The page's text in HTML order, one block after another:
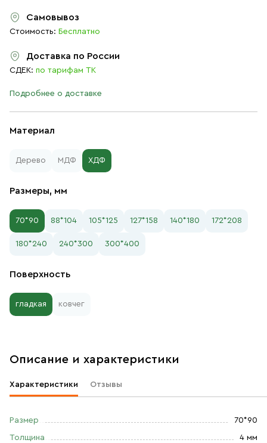
Материал
Дерево МДФ ХДФ
Размеры, мм
70*90 88*104 105*125 127*158 140*180 172*208
180*240 240*300 300*400
Поверхность
гладкая ковчег
Самовывоз
Стоимость: Бесплатно
Доставка по России
СДЕК: по тарифам ТК
Подробнее о доставке
Описание и характеристики
Характеристики Отзывы
Размер 70*90
Толщина 4 мм